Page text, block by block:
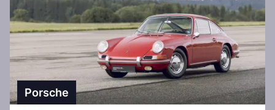
Porsche